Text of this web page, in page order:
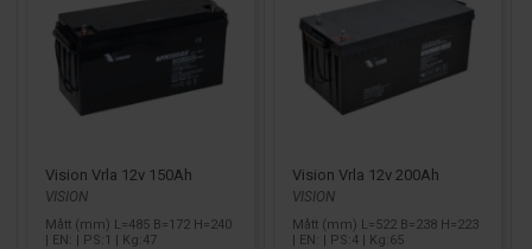
Vision Vrla 12v 150Ah
VISION
Mått (mm) L=485 B=172 H=240
| EN: | PS:1 | Kg:47
Vision Vrla 12v 200Ah
VISION
Mått (mm) L=522 B=238 H=223
| EN: | PS:4 | Kg:65